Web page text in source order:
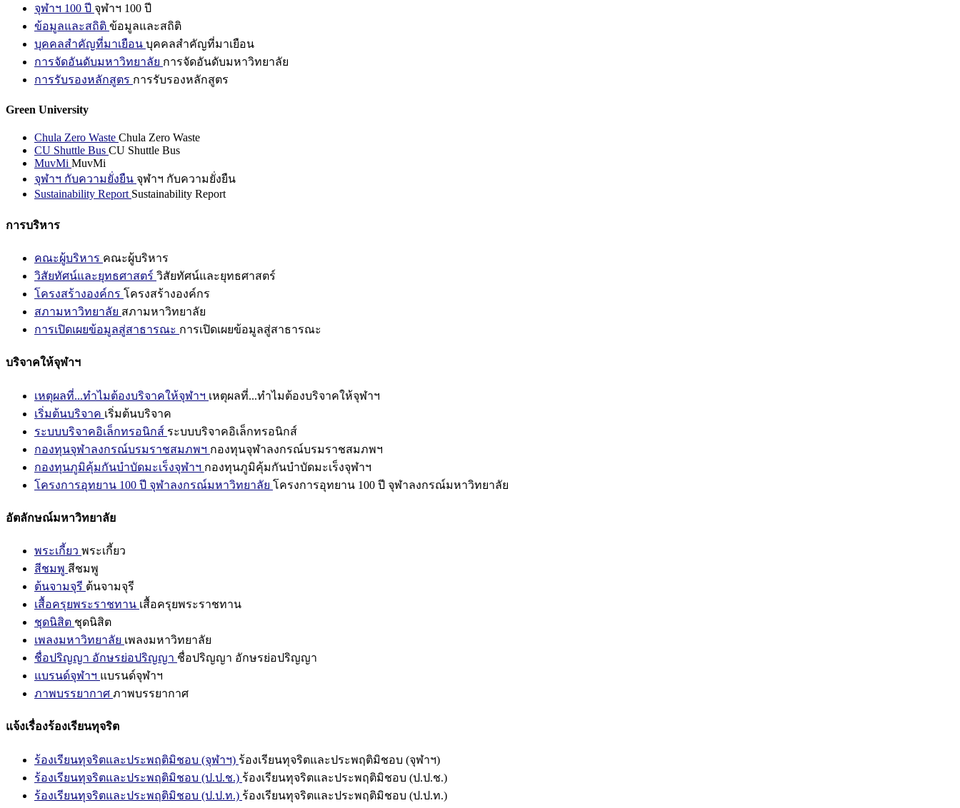
จุฬาฯ 100 ปี จุฬาฯ 100 ปี
ข้อมูลและสถิติ ข้อมูลและสถิติ
บุคคลสำคัญที่มาเยือน บุคคลสำคัญที่มาเยือน
การจัดอันดับมหาวิทยาลัย การจัดอันดับมหาวิทยาลัย
การรับรองหลักสูตร การรับรองหลักสูตร
Green University
Chula Zero Waste Chula Zero Waste
CU Shuttle Bus CU Shuttle Bus
MuvMi MuvMi
จุฬาฯ กับความยั่งยืน จุฬาฯ กับความยั่งยืน
Sustainability Report Sustainability Report
การบริหาร
คณะผู้บริหาร คณะผู้บริหาร
วิสัยทัศน์และยุทธศาสตร์ วิสัยทัศน์และยุทธศาสตร์
โครงสร้างองค์กร โครงสร้างองค์กร
สภามหาวิทยาลัย สภามหาวิทยาลัย
การเปิดเผยข้อมูลสู่สาธารณะ การเปิดเผยข้อมูลสู่สาธารณะ
บริจาคให้จุฬาฯ
เหตุผลที่...ทำไมต้องบริจาคให้จุฬาฯ เหตุผลที่...ทำไมต้องบริจาคให้จุฬาฯ
เริ่มต้นบริจาค เริ่มต้นบริจาค
ระบบบริจาคอิเล็กทรอนิกส์ ระบบบริจาคอิเล็กทรอนิกส์
กองทุนจุฬาลงกรณ์บรมราชสมภพฯ กองทุนจุฬาลงกรณ์บรมราชสมภพฯ
กองทุนภูมิคุ้มกันบำบัดมะเร็งจุฬาฯ กองทุนภูมิคุ้มกันบำบัดมะเร็งจุฬาฯ
โครงการอุทยาน 100 ปี จุฬาลงกรณ์มหาวิทยาลัย โครงการอุทยาน 100 ปี จุฬาลงกรณ์มหาวิทยาลัย
อัตลักษณ์มหาวิทยาลัย
พระเกี้ยว พระเกี้ยว
สีชมพู สีชมพู
ต้นจามจุรี ต้นจามจุรี
เสื้อครุยพระราชทาน เสื้อครุยพระราชทาน
ชุดนิสิต ชุดนิสิต
เพลงมหาวิทยาลัย เพลงมหาวิทยาลัย
ชื่อปริญญา อักษรย่อปริญญา ชื่อปริญญา อักษรย่อปริญญา
แบรนด์จุฬาฯ แบรนด์จุฬาฯ
ภาพบรรยากาศ ภาพบรรยากาศ
แจ้งเรื่องร้องเรียนทุจริต
ร้องเรียนทุจริตและประพฤติมิชอบ (จุฬาฯ) ร้องเรียนทุจริตและประพฤติมิชอบ (จุฬาฯ)
ร้องเรียนทุจริตและประพฤติมิชอบ (ป.ป.ช.) ร้องเรียนทุจริตและประพฤติมิชอบ (ป.ป.ช.)
ร้องเรียนทุจริตและประพฤติมิชอบ (ป.ป.ท.) ร้องเรียนทุจริตและประพฤติมิชอบ (ป.ป.ท.)